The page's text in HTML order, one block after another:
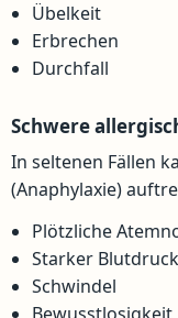
Übelkeit
Erbrechen
Durchfall
Schwere
In seltenen Fällen
(Anaphylaxie)
Plötzliche
Starker
Schwindel